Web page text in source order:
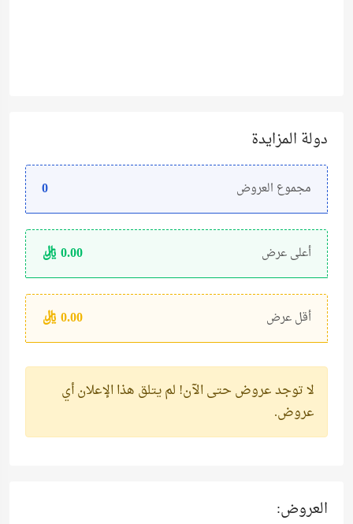
دولة المزايدة
مجموع العروض 0
أعلى عرض 0.00ريال
أقل عرض 0.00ريال
لا توجد عروض حتى الآن! لم يتلق هذا الإعلان أي
عروض.
العروض: